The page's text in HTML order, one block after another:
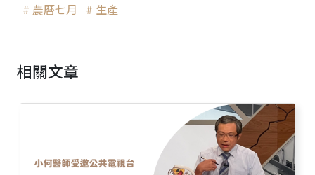
# 農曆七月 # 生產
相關文章